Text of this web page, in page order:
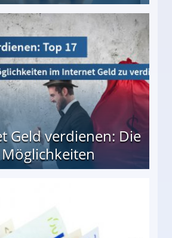
Geld verdienen: Die